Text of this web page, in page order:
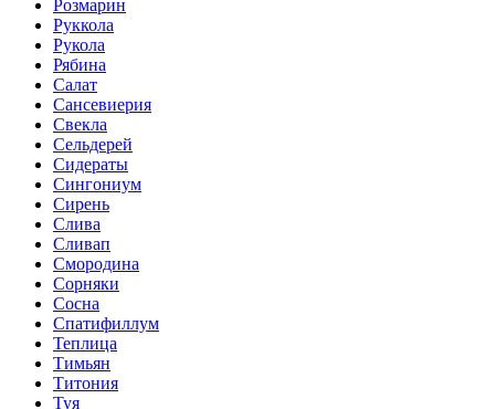
Розмарин
Руккола
Рукола
Рябина
Салат
Сансевиерия
Свекла
Сельдерей
Сидераты
Сингониум
Сирень
Слива
Сливап
Смородина
Сорняки
Сосна
Спатифиллум
Теплица
Тимьян
Титония
Туя